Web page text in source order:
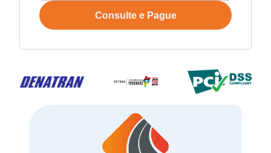
Consulte e Pague